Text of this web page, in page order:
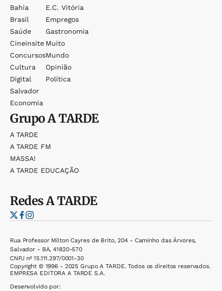
Bahia
Brasil
Saúde
Cineinsite
Concursos
Cultura
Digital
Salvador
Economia
E.c. Vitória
Empregos
Gastronomia
Muito
Mundo
Opinião
Política
GrupoA TARDE
A TARDE
A TARDE FM
MASSA!
A TARDE EDUCAÇÃO
RedesA TARDE
Rua Professor Milton Cayres de Brito, 204 - Caminho das Árvores,
Salvador - BA, 41820-570
CNPJ nº 15.111.297/0001-30
Copyright © 1996 - 2025 Grupo A TARDE. Todos os direitos reservados.
EMPRESA EDITORA A TARDE S.A.
Desenvolvido por: